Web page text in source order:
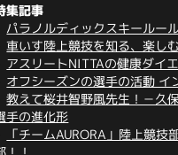
集記事
パラノルディックスキールー
車いす陸上競技を知る、楽し
アスリートNITTAの健康ダイ
オフシーズンの選手の活動 イ
教えて桜井智野風先生！－久
手の進化形
「チームAURORA」陸上競技